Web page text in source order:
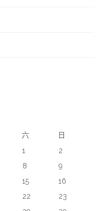
六
日
1
2
8
9
15
16
22
23